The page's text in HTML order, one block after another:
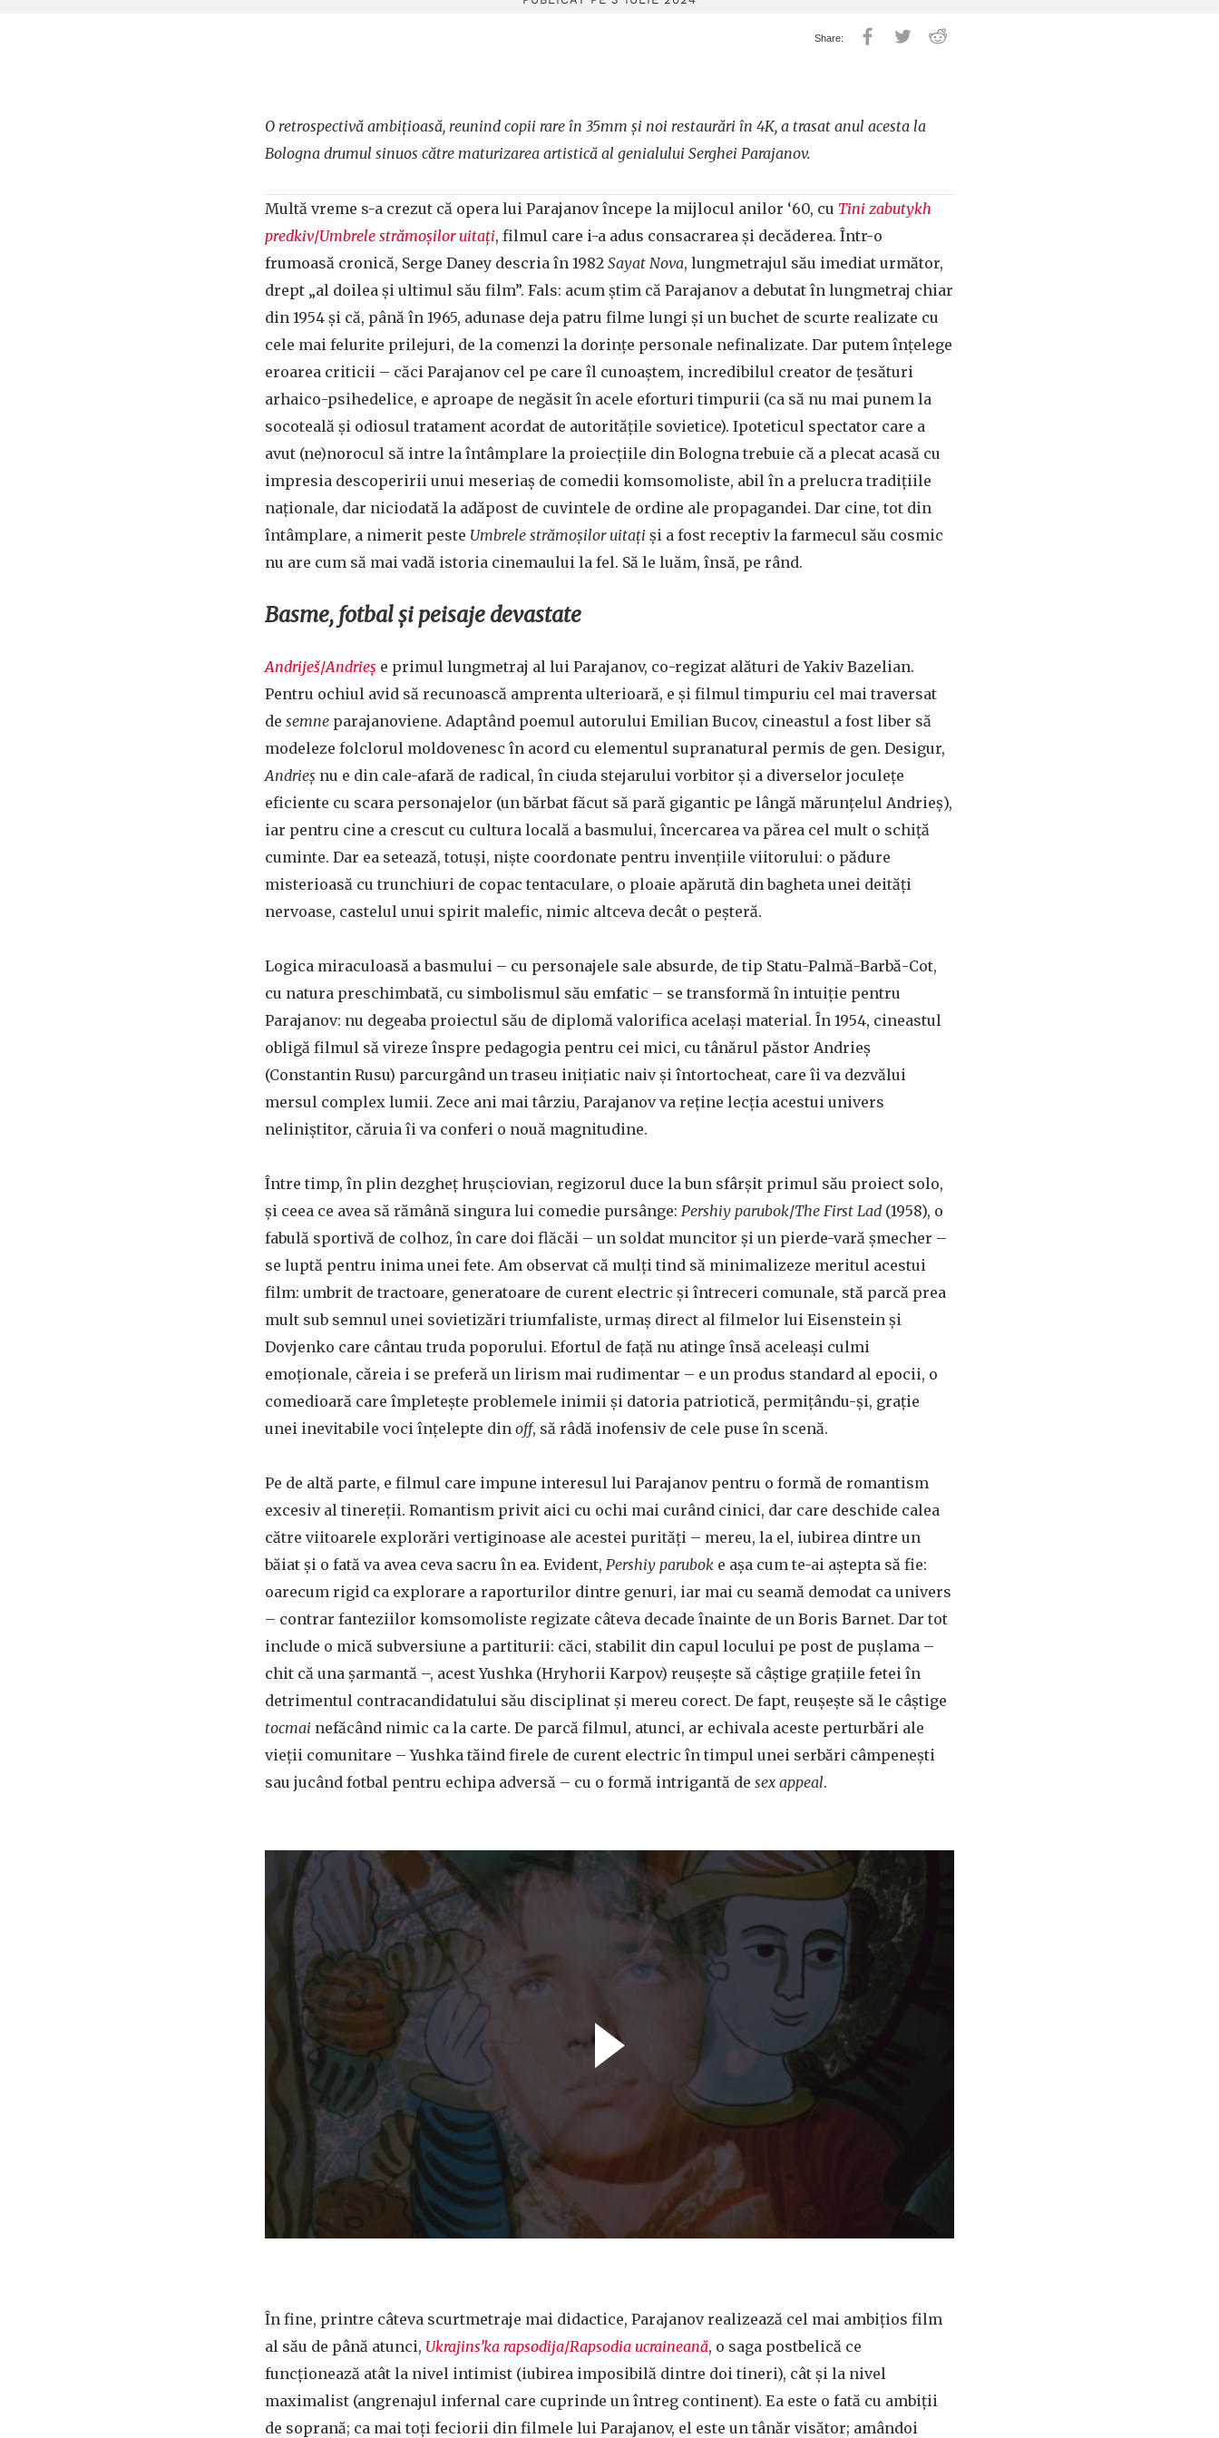
O retrospectivă ambițioasă, reunind copii rare în 35mm și noi restaurări în 4K, a trasat anul acesta la
Bologna drumul sinuos către maturizarea artistică al genialului Serghei Parajanov.
Multă vreme s-a crezut că opera lui Parajanov începe la mijlocul anilor ‘60, cu Tini zabutykh
predkiv/Umbrele strămoșilor uitați, filmul care i-a adus consacrarea și decăderea. Într-o
frumoasă cronică, Serge Daney descria în 1982 Sayat Nova, lungmetrajul său imediat următor,
drept „al doilea și ultimul său film”. Fals: acum știm că Parajanov a debutat în lungmetraj chiar
din 1954 și că, până în 1965, adunase deja patru filme lungi și un buchet de scurte realizate cu
cele mai felurite prilejuri, de la comenzi la dorințe personale nefinalizate. Dar putem înțelege
eroarea criticii – căci Parajanov cel pe care îl cunoaștem, incredibilul creator de țesături
arhaico-psihedelice, e aproape de negăsit în acele eforturi timpurii (ca să nu mai punem la
socoteală și odiosul tratament acordat de autoritățile sovietice). Ipoteticul spectator care a
avut (ne)norocul să intre la întâmplare la proiecțiile din Bologna trebuie că a plecat acasă cu
impresia descoperirii unui meseriaș de comedii komsomoliste, abil în a prelucra tradițiile
naționale, dar niciodată la adăpost de cuvintele de ordine ale propagandei. Dar cine, tot din
întâmplare, a nimerit peste Umbrele strămoșilor uitați și a fost receptiv la farmecul său cosmic
nu are cum să mai vadă istoria cinemaului la fel. Să le luăm, însă, pe rând.
Basme, fotbal și peisaje devastate
Andriješ/Andrieș e primul lungmetraj al lui Parajanov, co-regizat alături de Yakiv Bazelian.
Pentru ochiul avid să recunoască amprenta ulterioară, e și filmul timpuriu cel mai traversat
de semne parajanoviene. Adaptând poemul autorului Emilian Bucov, cineastul a fost liber să
modeleze folclorul moldovenesc în acord cu elementul supranatural permis de gen. Desigur,
Andrieș nu e din cale-afară de radical, în ciuda stejarului vorbitor și a diverselor joculețe
eficiente cu scara personajelor (un bărbat făcut să pară gigantic pe lângă mărunțelul Andrieș),
iar pentru cine a crescut cu cultura locală a basmului, încercarea va părea cel mult o schiță
cuminte. Dar ea setează, totuși, niște coordonate pentru invențiile viitorului: o pădure
misterioasă cu trunchiuri de copac tentaculare, o ploaie apărută din bagheta unei deități
nervoase, castelul unui spirit malefic, nimic altceva decât o peșteră.
Logica miraculoasă a basmului – cu personajele sale absurde, de tip Statu-Palmă-Barbă-Cot,
cu natura preschimbată, cu simbolismul său emfatic – se transformă în intuiție pentru
Parajanov: nu degeaba proiectul său de diplomă valorifica același material. În 1954, cineastul
obligă filmul să vireze înspre pedagogia pentru cei mici, cu tânărul păstor Andrieș
(Constantin Rusu) parcurgând un traseu inițiatic naiv și întortocheat, care îi va dezvălui
mersul complex lumii. Zece ani mai târziu, Parajanov va reține lecția acestui univers
neliniștitor, căruia îi va conferi o nouă magnitudine.
Între timp, în plin dezgheț hrușciovian, regizorul duce la bun sfârșit primul său proiect solo,
și ceea ce avea să rămână singura lui comedie pursânge: Pershiy parubok/The First Lad (1958), o
fabulă sportivă de colhoz, în care doi flăcăi – un soldat muncitor și un pierde-vară șmecher –
se luptă pentru inima unei fete. Am observat că mulți tind să minimalizeze meritul acestui
film: umbrit de tractoare, generatoare de curent electric și întreceri comunale, stă parcă prea
mult sub semnul unei sovietizări triumfaliste, urmaș direct al filmelor lui Eisenstein și
Dovjenko care cântau truda poporului. Efortul de față nu atinge însă aceleași culmi
emoționale, căreia i se preferă un lirism mai rudimentar – e un produs standard al epocii, o
comedioară care împletește problemele inimii și datoria patriotică, permițându-și, grație
unei inevitabile voci înțelepte din off, să râdă inofensiv de cele puse în scenă.
Pe de altă parte, e filmul care impune interesul lui Parajanov pentru o formă de romantism
excesiv al tinereții. Romantism privit aici cu ochi mai curând cinici, dar care deschide calea
către viitoarele explorări vertiginoase ale acestei purități – mereu, la el, iubirea dintre un
băiat și o fată va avea ceva sacru în ea. Evident, Pershiy parubok e așa cum te-ai aștepta să fie:
oarecum rigid ca explorare a raporturilor dintre genuri, iar mai cu seamă demodat ca univers
– contrar fanteziilor komsomoliste regizate câteva decade înainte de un Boris Barnet. Dar tot
include o mică subversiune a partiturii: căci, stabilit din capul locului pe post de pușlama –
chit că una șarmantă –, acest Yushka (Hryhorii Karpov) reușește să câștige grațiile fetei în
detrimentul contracandidatului său disciplinat și mereu corect. De fapt, reușește să le câștige
tocmai nefăcând nimic ca la carte. De parcă filmul, atunci, ar echivala aceste perturbări ale
vieții comunitare – Yushka tăind firele de curent electric în timpul unei serbări câmpenești
sau jucând fotbal pentru echipa adversă – cu o formă intrigantă de sex appeal.
În fine, printre câteva scurtmetraje mai didactice, Parajanov realizează cel mai ambițios film
al său de până atunci, Ukrajins’ka rapsodija/Rapsodia ucraineană, o saga postbelică ce
funcționează atât la nivel intimist (iubirea imposibilă dintre doi tineri), cât și la nivel
maximalist (angrenajul infernal care cuprinde un întreg continent). Ea este o fată cu ambiții
de soprană; ca mai toți feciorii din filmele lui Parajanov, el este un tânăr visător; amândoi